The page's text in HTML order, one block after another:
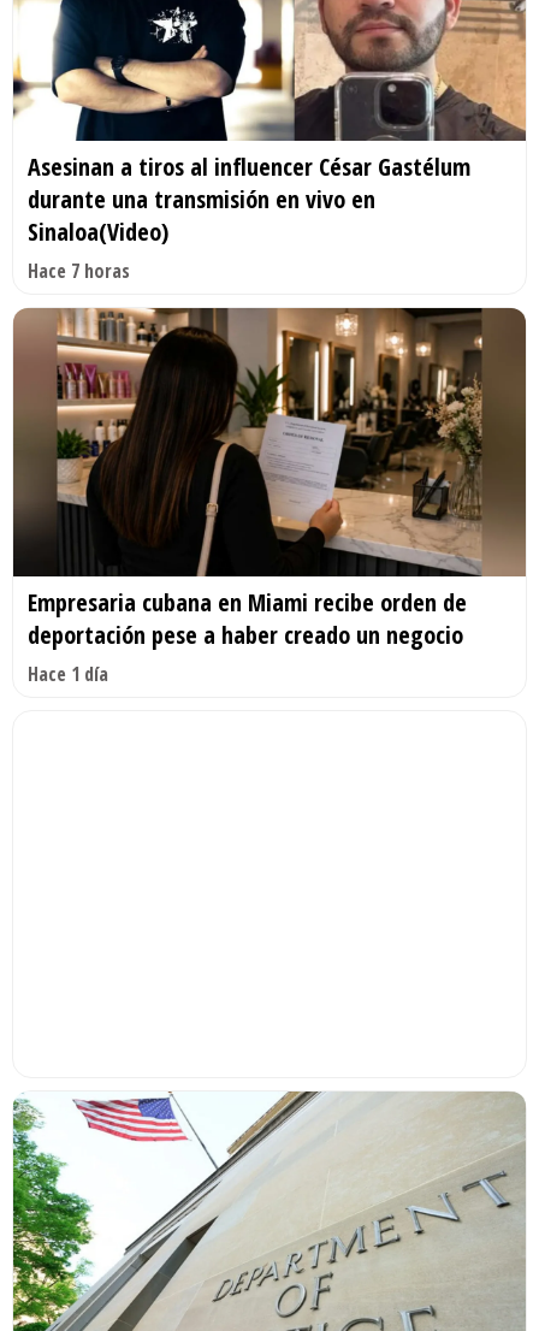
Asesinan a tiros al influencer César Gastélum
durante una transmisión en vivo en
Sinaloa(Video)
Hace 7 horas
Empresaria cubana en Miami recibe orden de
deportación pese a haber creado un negocio
Hace 1 día